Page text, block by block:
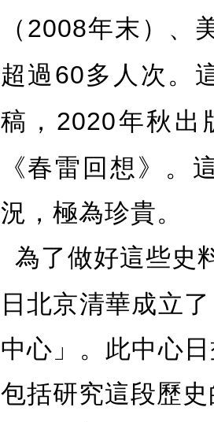
（ 2008年末）、
超過 60多人次。
稿， 2020年秋出
《春雷回想》。
況，極為珍貴。
為了做好這些史
日北京清華成立
中心」。此中心
包括研究這段歷